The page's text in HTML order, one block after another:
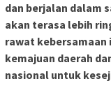
dan berjalan dalam
akan terasa lebih
rawat kebersamaan
kemajuan daerah
nasional untuk